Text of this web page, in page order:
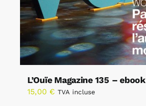
L’Ouïe Magazine 135 – ebook
15,00 € TVA incluse